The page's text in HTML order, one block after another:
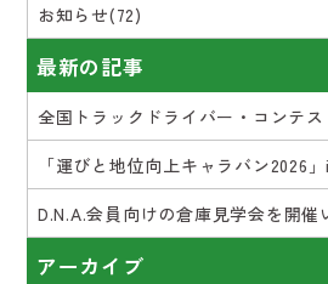
お知らせ(72)
最新の記事
全国トラックドライバー・コンテス
「運びと地位向上キャラバン2026
D.N.A.会員向けの倉庫見学会を開催
アーカイブ